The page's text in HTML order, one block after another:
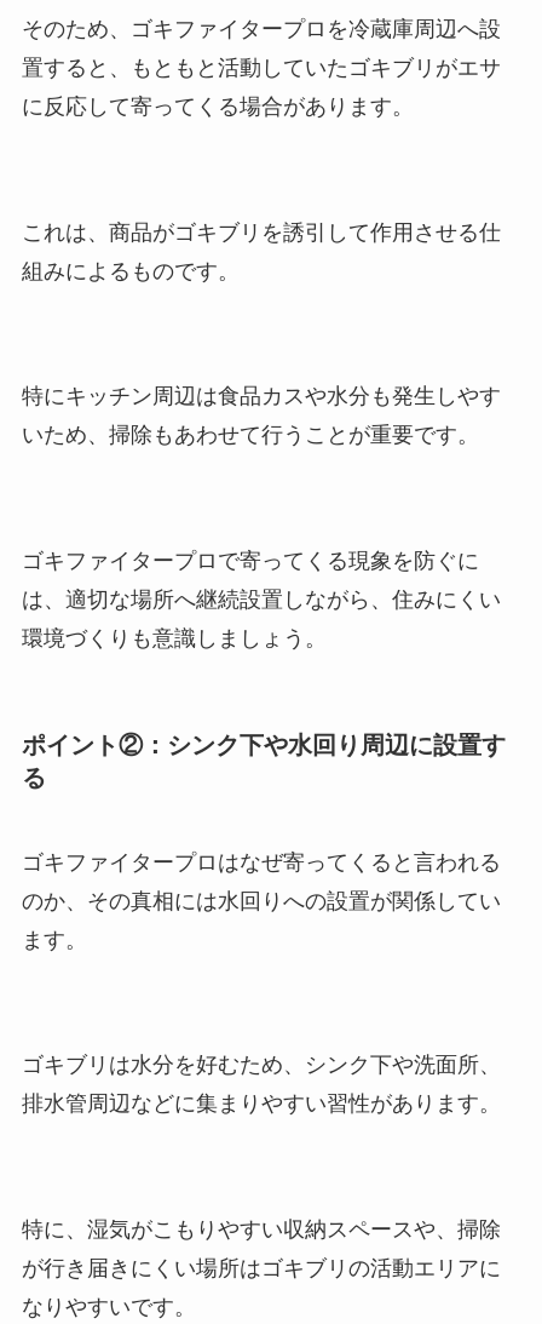
そのため、ゴキファイタープロを冷蔵庫周辺へ設
置すると、もともと活動していたゴキブリがエサ
に反応して寄ってくる場合があります。
これは、商品がゴキブリを誘引して作用させる仕
組みによるものです。
特にキッチン周辺は食品カスや水分も発生しやす
いため、掃除もあわせて行うことが重要です。
ゴキファイタープロで寄ってくる現象を防ぐに
は、適切な場所へ継続設置しながら、住みにくい
環境づくりも意識しましょう。
ポイント②：シンク下や水回り周辺に設置す
る
ゴキファイタープロはなぜ寄ってくると言われる
のか、その真相には水回りへの設置が関係してい
ます。
ゴキブリは水分を好むため、シンク下や洗面所、
排水管周辺などに集まりやすい習性があります。
特に、湿気がこもりやすい収納スペースや、掃除
が行き届きにくい場所はゴキブリの活動エリアに
なりやすいです。